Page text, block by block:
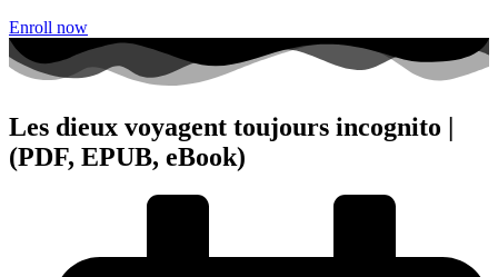
Enroll now
Les dieux voyagent toujours incognito |
(PDF, EPUB, eBook)